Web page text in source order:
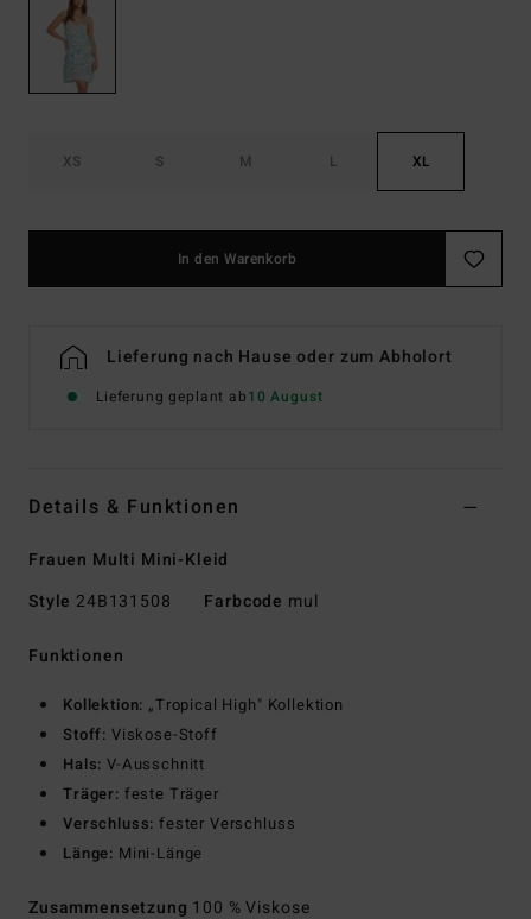
XS S M L XL
In den Warenkorb
Lieferung nach Hause oder zum Abholort
Lieferung geplant ab10 August
Details & Funktionen
Frauen Multi Mini-Kleid
Style 24B131508 Farbcode mul
Funktionen
Kollektion: „Tropical High" Kollektion
Stoff: Viskose-Stoff
Hals: V-Ausschnitt
Träger: feste Träger
Verschluss: fester Verschluss
Länge: Mini-Länge
Zusammensetzung 100 % Viskose